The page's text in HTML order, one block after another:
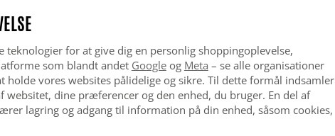
teknologier for at give dig en personlig shoppingoplevelse,
som blandt andet Googleog Meta – se alle organisationer
holde vores websites pålidelige og sikre. Til dette formål indsamler
dine præferencer og den enhed, du bruger. En del af
lagring og adgang til information på din enhed, såsom cookies,